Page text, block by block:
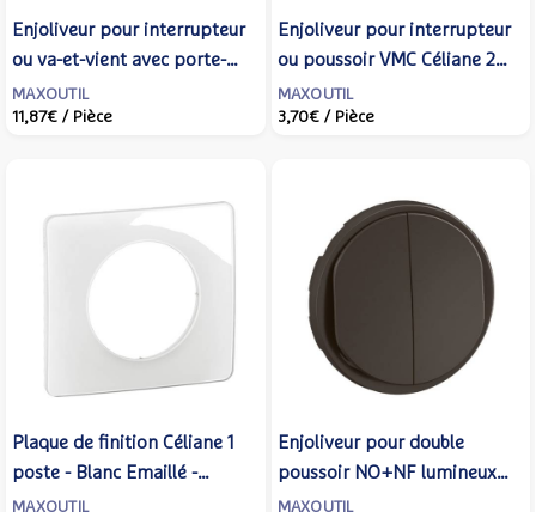
Enjoliveur pour interrupteur
ou va-et-vient avec porte-
étiquette Céliane livré avec 2
étiquettes - Noir - LEGRAND
MAXOUTIL
11,87€ / Pièce
Enjoliveur pour interrupteur
ou poussoir VMC Céliane 2
vitesses - Noir - LEGRAND -
CN6001
MAXOUTIL
3,70€ / Pièce
Plaque de finition Céliane 1
poste - Blanc Emaillé -
LEGRAND - CP0001
MAXOUTIL
Enjoliveur pour double
poussoir NO+NF lumineux
Céliane - Noir - LEGRAND -
MAXOUTIL